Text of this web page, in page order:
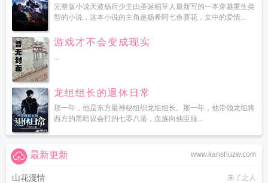
完整版小说天波杨府少主由圣诞稻草人最新写的一本穿越重生类
型的小说，这本小说的主角是杨希阿七佘赛花，文中的爱情...
游戏才不会变成现实
...
龙组组长的退休日常
那一年，他是东方最神秘组织龙组组长。那一年，他带领龙组将
西方的黑暗议会打的七零八落，血族向他臣服...
www.kanshuzw.com
最新更新
山花漫情 未了之人